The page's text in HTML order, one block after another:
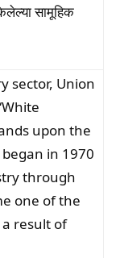
सामूहिक
sector, Union
upon the
in 1970
through
one of the
a result of